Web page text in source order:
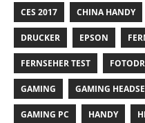
CES 2017 CHINA HANDY
DRUCKER EPSON
FERNSEHER TEST
GAMING GAMING
GAMING PC HANDY